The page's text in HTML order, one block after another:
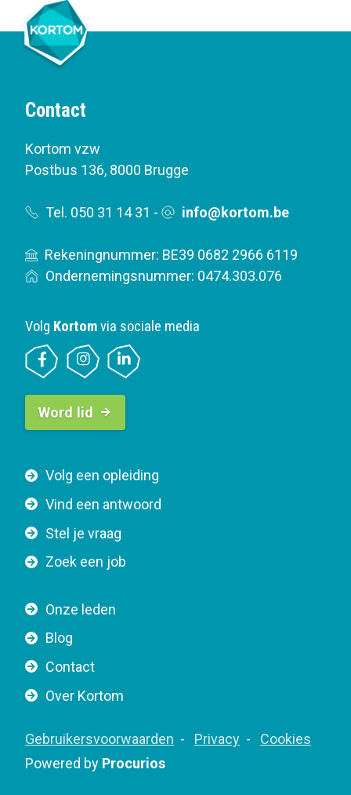
Contact
Kortom vzw
Postbus 136, 8000 Brugge
Tel. 050 31 14 31 - info@kortom.be
Rekeningnummer: BE39 0682 2966 6119
Ondernemingsnummer: 0474.303.076
F
o
t
e
a
v
i
a
i
o
Volg een opleiding
Vind een antwoord
Stel je vraag
Zoek een job
Onze leden
Blog
Contact
Over Kortom
F
o
Gebruikersvoorwaarden Privacy
Cookies
Powered by Procurios
Volg Kortomvia sociale media
B
t
o
n
a
v
g
t
i
o
Word lid